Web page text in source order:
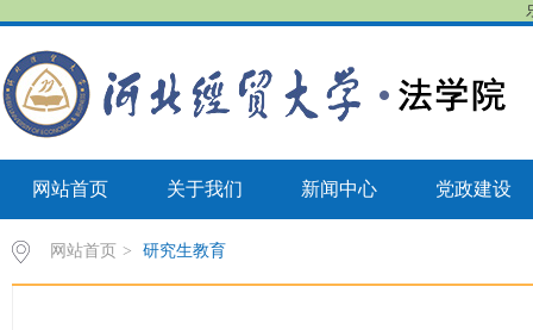
网站首页 关于我们 新闻中心 党政建设
网站首页 > 研究生教育